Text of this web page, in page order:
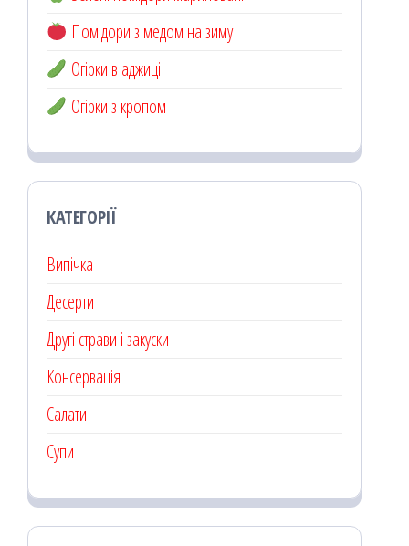
Помідори з медом на зиму
Огірки в аджиці
Огірки з кропом
КАТЕГОРІЇ
Випічка
Десерти
Другі страви і закуски
Консервація
Салати
Супи